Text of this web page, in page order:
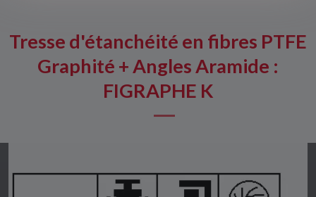
Tresse d'étanchéité en fibres PTFE
Graphité + Angles Aramide :
FIGRAPHE K